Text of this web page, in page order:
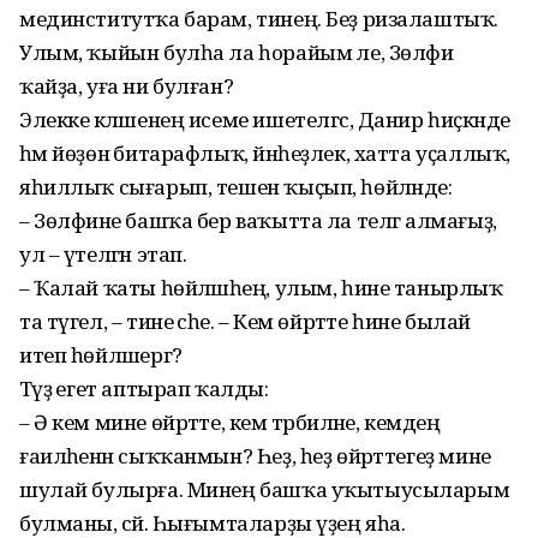
мединститутҡа барам, тинең. Беҙ ризалаштыҡ.
Улым, ҡыйын булһа ла һорайым әле, Зөлфиә
ҡайҙа, уға ни булған?
Элекке кәләшенең исеме ишетелгәс, Данир һиҫкәнде
һәм йөҙөнә битарафлыҡ, йәнһеҙлек, хатта уҫаллыҡ,
яһиллыҡ сығарып, тешен ҡыҫып, һөйләнде:
– Зөлфиәне башҡа бер ваҡытта ла телгә алмағыҙ,
ул – үтелгән этап.
– Ҡалай ҡаты һөйләшәһең, улым, һине танырлыҡ
та түгел, – тине әсәһе. – Кем өйрәтте һине былай
итеп һөйләшергә?
Тәүҙә егет аптырап ҡалды:
– Ә кем мине өйрәтте, кем тәрбиәләне, кемдең
ғаиләһенән сыҡҡанмын? Һеҙ, һеҙ өйрәттегеҙ мине
шулай булырға. Минең башҡа уҡытыусыларым
булманы, әсәй. Һығымталарҙы үҙең яһа.